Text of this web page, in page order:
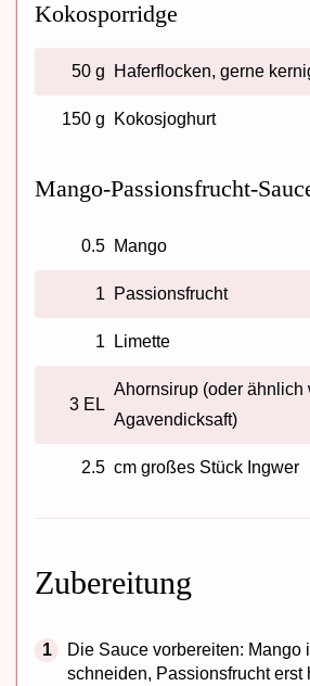
Kokosporridge
50 g Haferflocken, gerne
150 g Kokosjoghurt
Mango-Passionsfrucht-
0.5 Mango
1 Passionsfrucht
1 Limette
3 EL
Ahornsirup (oder ähnlich
Agavendicksaft)
2.5 cm großes Stück Ingwer
Zubereitung
Die Sauce vorbereiten: Mango
schneiden, Passionsfrucht erst